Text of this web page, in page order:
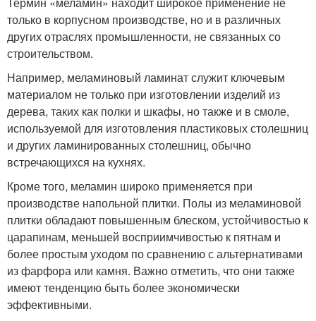
только в корпусном производстве, но и в различных
других отраслях промышленности, не связанных со
строительством.
Например, меламиновый ламинат служит ключевым
материалом не только при изготовлении изделий из
дерева, таких как полки и шкафы, но также и в смоле,
используемой для изготовления пластиковых столешниц
и других ламинированных столешниц, обычно
встречающихся на кухнях.
Кроме того, меламин широко применяется при
производстве напольной плитки. Полы из меламиновой
плитки обладают повышенным блеском, устойчивостью к
царапинам, меньшей восприимчивостью к пятнам и
более простым уходом по сравнению с альтернативами
из фарфора или камня. Важно отметить, что они также
имеют тенденцию быть более экономически
эффективными.